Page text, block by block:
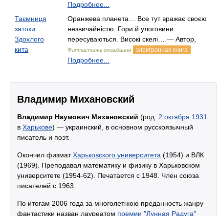
Подробнее...
Таємниця
затоки
Здохлого
кита
Оранжева планета… Все тут вражає своєю
незвичайністю. Гори й улоговини
пересуваються. Високі скелі… — Автор,
Фантастичні оповідання электронная книга
Подробнее...
Владимир Михановский
Владимир Наумович Михановский (род. 2 октября 1931
в Харькове) — украинский, в основном русскоязычный
писатель и поэт.
Окончил физматХарьковского университета (1954) и ВЛК
(1969). Преподавал математику и физику в Харьковском
университете (1954-62). Печатается с 1948. Член союза
писателей с 1963.
По итогам 2006 года за многолетнюю преданность жанру
фантастики назван лауреатом премии "Лунная Радуга"